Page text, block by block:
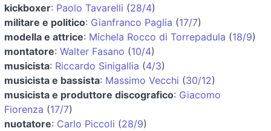
kickboxer: Paolo Tavarelli (28/4)
militare e politico: Gianfranco Paglia (17/7)
modella e attrice: Michela Rocco di Torrepadula (18/9)
montatore: Walter Fasano (10/4)
musicista: Riccardo Sinigallia (4/3)
musicista e bassista: Massimo Vecchi (30/12)
musicista e produttore discografico: Giacomo
Fiorenza (17/7)
nuotatore: Carlo Piccoli (28/9)